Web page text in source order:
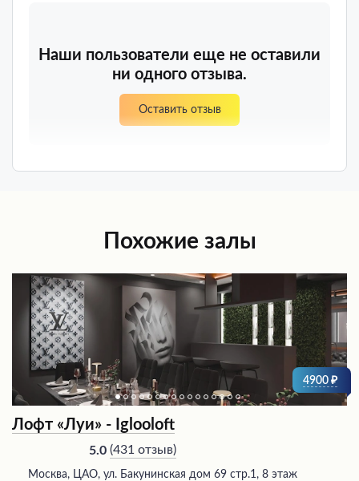
Наши пользователи еще не оставили
ни одного отзыва.
Оставить отзыв
Похожие залы
4900
Лофт «Луи» - Iglooloft
5.0 (431 отзыв)
Москва, ЦАО, ул. Бакунинская дом 69 стр.1, 8 этаж